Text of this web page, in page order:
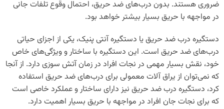
ضروری هستند. بدون درب‌های ضد حریق، احتمال وقوع تلفات جانی
در مواجهه با حریق بسیار بیشتر خواهد بود.
دستگیره درب ضد حریق یا دستگیره آنتی پنیک، یکی از اجزای حیاتی
درب‌های ضد حریق است. این دستگیره با ساختار و ویژگی‌های خاص
خود، نقش بسیار مهمی در نجات افراد در زمان آتش سوزی دارد. از آنجا
که نمی‌توان از یراق آلات معمولی برای درب‌های ضد حریق استفاده
کرد، دستگیره درب ضد حریق نیز دارای ساختار و عملکرد خاصی است
که برای نجات جان افراد در مواجهه با حریق بسیار اهمیت دارد.